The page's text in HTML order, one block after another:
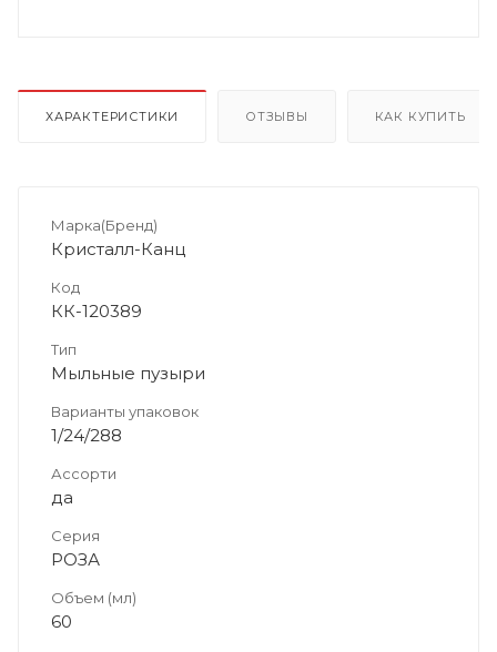
ХАРАКТЕРИСТИКИ ОТЗЫВЫ КАК КУПИТЬ
Марка(Бренд)
Кристалл-Канц
Код
КК-120389
Тип
Мыльные пузыри
Варианты упаковок
1/24/288
Ассорти
да
Серия
РОЗА
Объем (мл)
60